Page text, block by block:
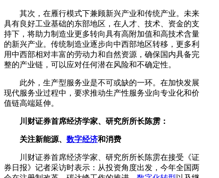
其次，在雁行模式下兼顾新兴产业和传统产业。未来
具有良好工业基础的东部地区，在人才、技术、资金的支
持下，将助力制造业更多转向具有高附加值和高技术含量
的新兴产业。传统制造业逐步向中西部地区转移，更多利
用中西部相对丰富的劳动力和自然资源，确保国内具备完
整的产业链，可以应对任何潜在风险和不确定性。
此外，生产型服务业是不可或缺的一环。在加快发展
现代服务业过程中，要求推动生产性服务业向专业化和价
值链高端延伸。
川财证券首席经济学家、研究所所长陈雳：
关注新能源、 数字经济和消费
川财证券首席经济学家、研究所所长陈雳在接受《证
券日报》记者采访时表示：从投资角度出发，今年全国两